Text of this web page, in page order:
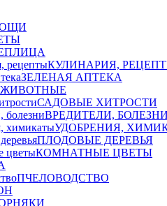
КУЛИНАРИЯ,
ЗЕЛЕНАЯ АПТЕКА
ЖИВОТНЫЕ
САДОВЫЕ ХИТРОСТИ
ВРЕДИТЕЛИ, БОЛЕЗНИ
УДОБРЕНИЯ,
ПЛОДОВЫЕ ДЕРЕВЬЯ
КОМНАТНЫЕ ЦВЕТЫ
ПЧЕЛОВОДСТВО